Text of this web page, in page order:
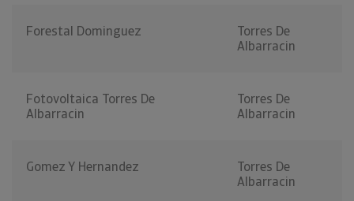
Forestal Dominguez
Torres De
Albarracin
Fotovoltaica Torres De
Albarracin
Torres De
Albarracin
Gomez Y Hernandez
Torres De
Albarracin